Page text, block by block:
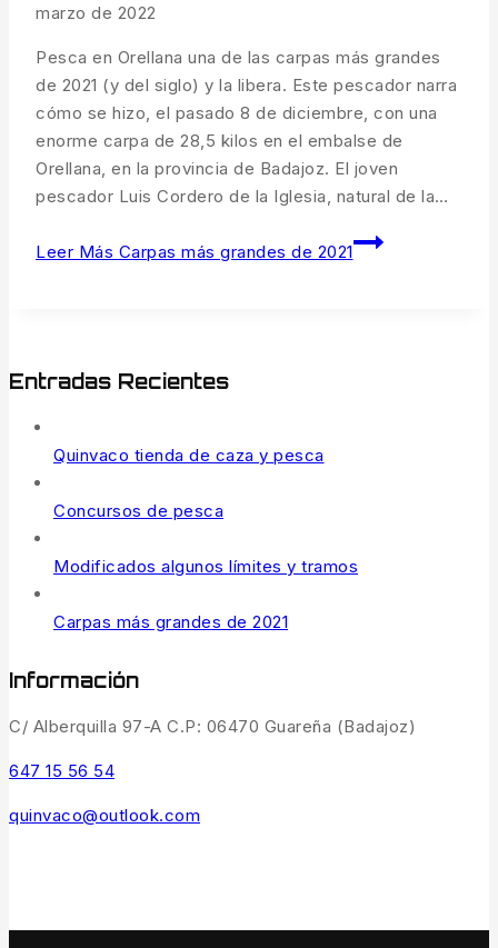
marzo de 2022
Pesca en Orellana una de las carpas más grandes
de 2021 (y del siglo) y la libera. Este pescador narra
cómo se hizo, el pasado 8 de diciembre, con una
enorme carpa de 28,5 kilos en el embalse de
Orellana, en la provincia de Badajoz. El joven
pescador Luis Cordero de la Iglesia, natural de la…
Leer Más Carpas más grandes de 2021
Entradas Recientes
Quinvaco tienda de caza y pesca
Concursos de pesca
Modificados algunos límites y tramos
Carpas más grandes de 2021
Información
C/ Alberquilla 97-A C.P: 06470 Guareña (Badajoz)
647 15 56 54
quinvaco@outlook.com